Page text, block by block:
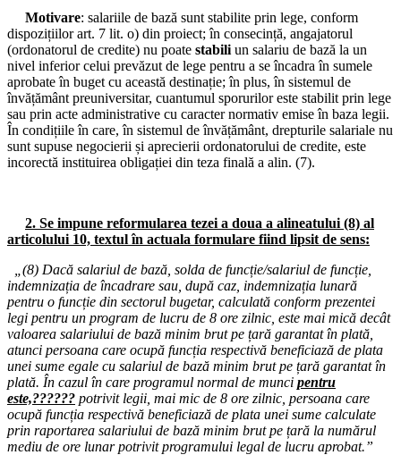
25.03.2026
Consiliul Liderilor S.I.P. Județul Hunedoara - Biroul Executiv S.I.P.
Județul Hunedoara
23.03.2026
Consiliul de administrație al I.S.J. Hunedoara
16.03.2026
Consiliul de administrație al I.S.J. Hunedoara
09.03.2026
04.03.2026
Consiliul de administrație al I.S.J. Hunedoara
25.02.2026
Miting de protest: Palatul Cotroceni - Președinția României
24.02.2026
Consiliul de administrație al I.S.J. Hunedoara
16.02.2026
Consiliul de administrație al I.S.J. Hunedoara
11.02.2026
Consiliul Liderilor S.I.P. Județul Hunedoara
Motivare: salariile de bază sunt stabilite prin lege, conform
dispozițiilor art. 7 lit. o) din proiect; în consecință, angajatorul
(ordonatorul de credite) nu poate stabili un salariu de bază la un
nivel inferior celui prevăzut de lege pentru a se încadra în sumele
aprobate în buget cu această destinație; în plus, în sistemul de
învățământ preuniversitar, cuantumul sporurilor este stabilit prin lege
sau prin acte administrative cu caracter normativ emise în baza legii.
În condițiile în care, în sistemul de învățământ, drepturile salariale nu
sunt supuse negocierii și aprecierii ordonatorului de credite, este
incorectă instituirea obligației din teza finală a alin. (7).
2. Se impune reformularea tezei a doua a alineatului (8) al
articolului 10, textul în actuala formulare fiind lipsit de sens:
„(8) Dacă salariul de bază, solda de funcție/salariul de funcție,
indemnizația de încadrare sau, după caz, indemnizația lunară
pentru o funcție din sectorul bugetar, calculată conform prezentei
legi pentru un program de lucru de 8 ore zilnic, este mai mică decât
valoarea salariului de bază minim brut pe țară garantat în plată,
atunci persoana care ocupă funcția respectivă beneficiază de plata
unei sume egale cu salariul de bază minim brut pe țară garantat în
plată. În cazul în care programul normal de munci pentru
este,?????? potrivit legii, mai mic de 8 ore zilnic, persoana care
ocupă funcția respectivă beneficiază de plata unei sume calculate
prin raportarea salariului de bază minim brut pe țară la numărul
mediu de ore lunar potrivit programului legal de lucru aprobat.”